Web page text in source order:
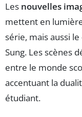
Les nouvelles
mettent en
série, mais aussi
Sung. Les scènes
entre le monde
accentuant la
étudiant.